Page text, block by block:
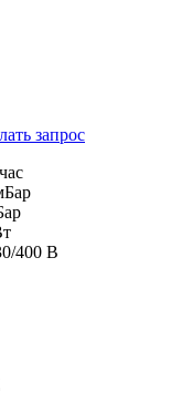
запрос
400 В